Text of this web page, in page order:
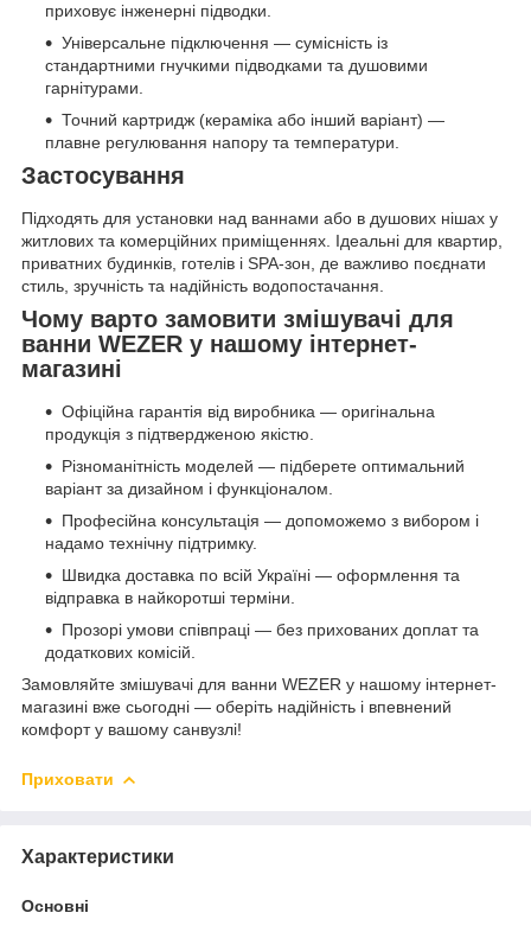
приховує інженерні підводки.
Універсальне підключення — сумісність із
стандартними гнучкими підводками та душовими
гарнітурами.
Точний картридж (кераміка або інший варіант) —
плавне регулювання напору та температури.
Застосування
Підходять для установки над ваннами або в душових нішах у
житлових та комерційних приміщеннях. Ідеальні для квартир,
приватних будинків, готелів і SPA-зон, де важливо поєднати
стиль, зручність та надійність водопостачання.
Чому варто замовити змішувачі для
ванни WEZER у нашому інтернет-
магазині
Офіційна гарантія від виробника — оригінальна
продукція з підтвердженою якістю.
Різноманітність моделей — підберете оптимальний
варіант за дизайном і функціоналом.
Професійна консультація — допоможемо з вибором і
надамо технічну підтримку.
Швидка доставка по всій Україні — оформлення та
відправка в найкоротші терміни.
Прозорі умови співпраці — без прихованих доплат та
додаткових комісій.
Замовляйте змішувачі для ванни WEZER у нашому інтернет-
магазині вже сьогодні — оберіть надійність і впевнений
комфорт у вашому санвузлі!
Приховати
Характеристики
Основні